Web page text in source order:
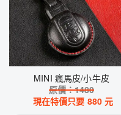
MINI 瘋馬皮/小牛皮
原價：1480
現在特價只要 880 元